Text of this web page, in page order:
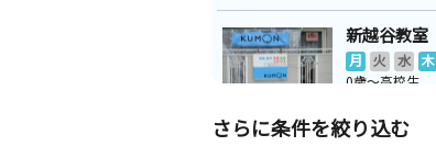
新越谷教室
月 火 水 木
0歳～高校生
０８号
さらに条件を絞り込む